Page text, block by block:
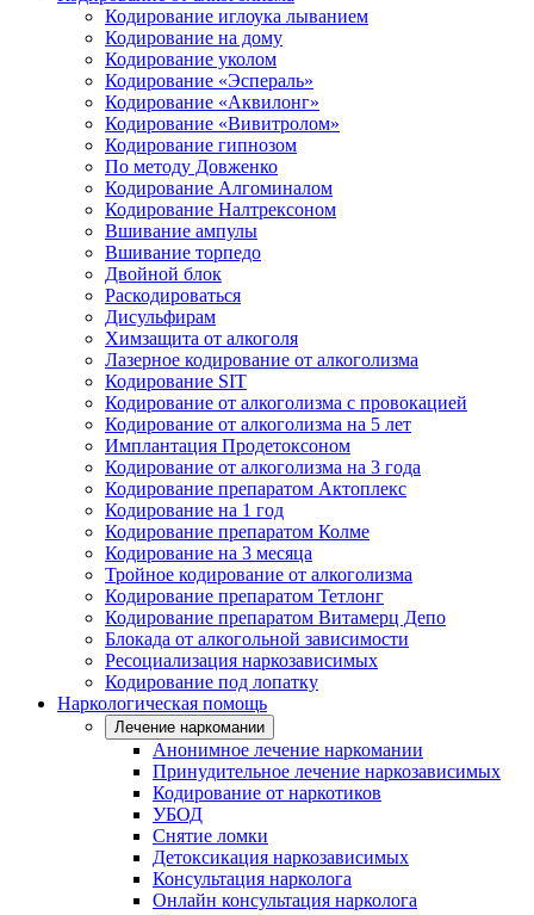
Кодирование иглоука лыванием
Кодирование на дому
Кодирование уколом
Кодирование «Эспераль»
Кодирование «Аквилонг»
Кодирование «Вивитролом»
Кодирование гипнозом
По методу Довженко
Кодирование Алгоминалом
Кодирование Налтрексоном
Вшивание ампулы
Вшивание торпедо
Двойной блок
Раскодироваться
Дисульфирам
Химзащита от алкоголя
Лазерное кодирование от алкоголизма
Кодирование SIT
Кодирование от алкоголизма с провокацией
Кодирование от алкоголизма на 5 лет
Имплантация Продетоксоном
Кодирование от алкоголизма на 3 года
Кодирование препаратом Актоплекс
Кодирование на 1 год
Кодирование препаратом Колме
Кодирование на 3 месяца
Тройное кодирование от алкоголизма
Кодирование препаратом Тетлонг
Кодирование препаратом Витамерц Депо
Блокада от алкогольной зависимости
Ресоциализация наркозависимых
Кодирование под лопатку
Наркологическая помощь
Лечение наркомании
Анонимное лечение наркомании
Принудительное лечение наркозависимых
Кодирование от наркотиков
УБОД
Снятие ломки
Детоксикация наркозависимых
Консультация нарколога
Онлайн консультация нарколога